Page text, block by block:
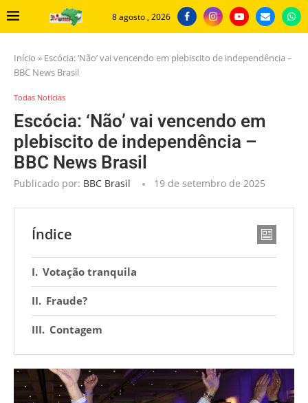
8 agosto , 2026
Início » Escócia: ‘Não’ vai vencendo em plebiscito de independência –
BBC News Brasil
Todas Noticias
Escócia: ‘Não’ vai vencendo em
plebiscito de independência –
BBC News Brasil
Publicado por: BBC Brasil 19 de setembro de 2025
Índice
Votação tranquila
Fraude?
Contagem